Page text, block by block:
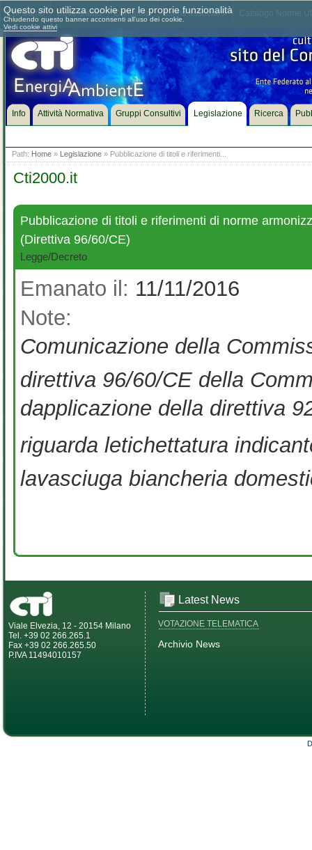
Chi siamo Dove siamo Contattaci Come associarsi
Info Attività Normativa Gruppi Consultivi Legislazione Ricerca
Path: Home » Legislazione » Pubblicazione di titoli e riferimenti...
Cti2000.it
Pubblicazione di titoli e riferimenti di norme
(Direttiva 96/60/CE)
Legge/Decreto
Emanato il: 11/11/2016
Note:
Comunicazione della
direttiva 96/60/CE della
dapplicazione della direttiva
riguarda letichettatura
lavasciuga biancheria
Viale Elvezia, 12 - 20154 Milano
Tel. +39 02 266.265.1
Fax +39 02 266.265.50
P.IVA 11494010157
Latest News
VOTAZIONE TELEMATICA
Archivio News
Questo sito utilizza cookie per le proprie funzionalità
Chiudendo questo banner acconsenti all'uso dei cookie.
Vedi cookie attivi